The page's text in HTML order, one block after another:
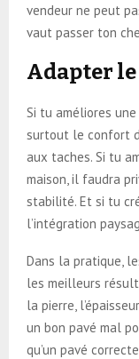
vendeur ne peut
vaut passer ton
Adapter le
Si tu améliores
surtout le confort
aux taches. Si tu
maison, il faudra
stabilité. Et si tu
l’intégration
Dans la pratique,
les meilleurs
la pierre,
un bon pavé mal
qu’un pavé